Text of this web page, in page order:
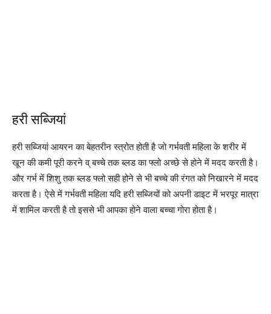
हरी सब्जियां
हरी सब्जियां आयरन का बेहतरीन स्त्रोत होती है जो गर्भवती महिला के शरीर में
खून की कमी पूरी करने व् बच्चे तक ब्लड का फ्लो अच्छे से होने में मदद करती है।
और गर्भ में शिशु तक ब्लड फ्लो सही होने से भी बच्चे की रंगत को निखारने में मदद
करता है। ऐसे में गर्भवती महिला यदि हरी सब्जियों को अपनी डाइट में भरपूर मात्रा
में शामिल करती है तो इससे भी आपका होने वाला बच्चा गोरा होता है।